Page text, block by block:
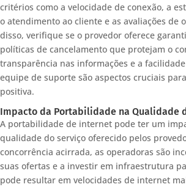
critérios como a velocidade de conexão, a
o atendimento ao cliente e as avaliações de
disso, verifique se o provedor oferece
políticas de cancelamento que protejam o
transparência nas informações e a
equipe de suporte são aspectos cruciais
positiva.
Impacto da Portabilidade na Qualidade
A portabilidade de internet pode ter um
qualidade do serviço oferecido pelos
concorrência acirrada, as operadoras são
suas ofertas e a investir em infraestrutura
pode resultar em velocidades de internet